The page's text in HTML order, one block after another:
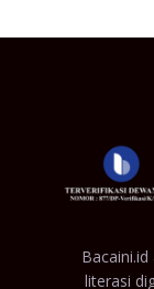
literasi